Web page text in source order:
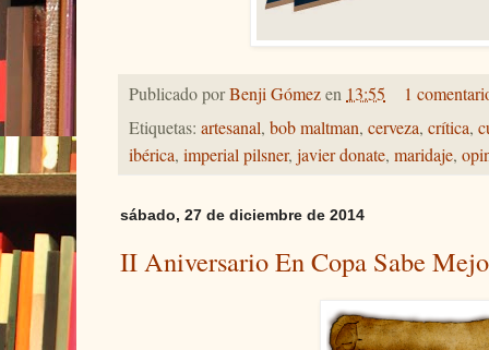
Publicado porBenji Gómezen13:55
1
Etiquetas: artesanal, bob maltman, cerveza, crítica,
ibérica, imperial pilsner, javier donate, maridaje,
sábado, 27 de diciembre de 2014
II Aniversario En Copa Sabe